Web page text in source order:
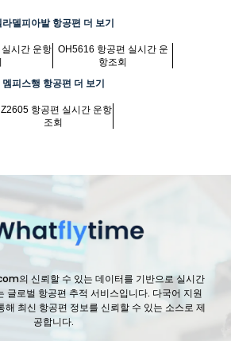
라델피아발 항공편 더 보기
시간 운항
OH5616 항공편 실시간 운
항조회
멤피스행 항공편 더 보기
항공편 실시간 운항
조회
의 신뢰할 수 있는 데이터를 기반으로 실시간
글로벌 항공편 추적 서비스입니다. 다국어 지원
해 최신 항공편 정보를 신뢰할 수 있는 소스로 제
공합니다.